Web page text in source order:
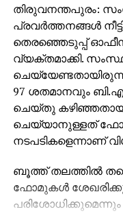
തിരുവനന്തപുരം:
പ്രവര്‍ത്തനങ്ങള്‍
തെരഞ്ഞെടുപ്പ്
വ്യക്തമാക്കി.
97 ശതമാനവും
ചെയ്തു
ചെയ്യാനുള്ളത്
നടപടികളെന്നാണ്
ബൂത്ത് തലത്തില്‍
ഫോമുകള്‍